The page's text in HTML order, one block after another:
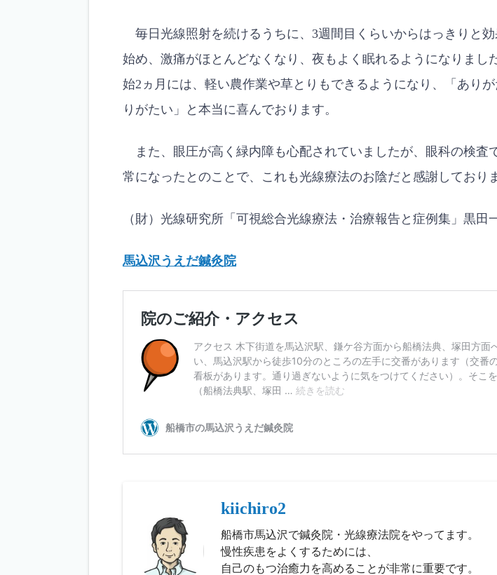
毎日光線照射を続けるうちに、3週間目くらいからはっきりと
始め、激痛がほとんどなくなり、夜もよく眠れるようになりまし
始2ヵ月には、軽い農作業や草とりもできるようになり、「あり
りがたい」と本当に喜んでおります。
また、眼圧が高く緑内障も心配されていましたが、眼科の検査
常になったとのことで、これも光線療法のお陰だと感謝しており
（財）光線研究所「可視総合光線療法・治療報告と症例集」黒田
馬込沢うえだ鍼灸院
kiichiro2
船橋市馬込沢で鍼灸院・光線療法院をやってます。
慢性疾患をよくするためには、
自己のもつ治癒力を高めることが非常に重要です。